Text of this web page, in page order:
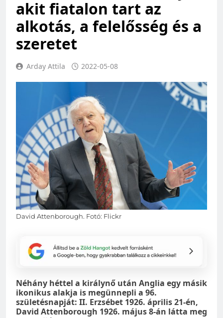
akit fiatalon tart az
alkotás, a felelősség és a
szeretet
Arday Attila 2022-05-08
David Attenborough. Fotó: Flickr
Néhány héttel a királynő után Anglia egy másik
ikonikus alakja is megünnepli a 96.
születésnapját: II. Erzsébet 1926. április 21-én,
David Attenborough 1926. május 8-án látta meg